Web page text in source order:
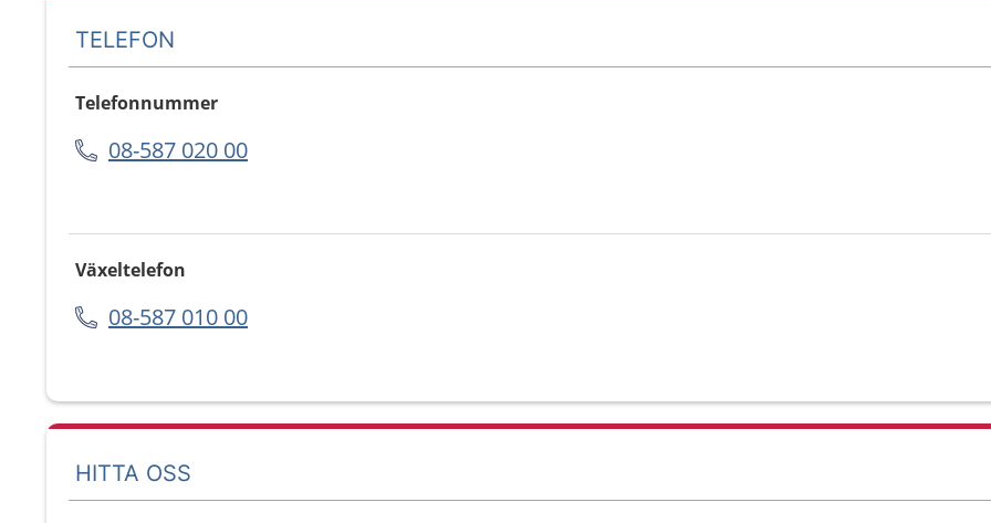
TELEFON
Telefonnummer
08-587 020 00
Växeltelefon
08-587 010 00
HITTA OSS